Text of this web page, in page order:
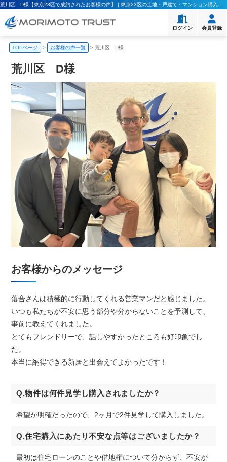
ログイン 会員登録
TOPページ > お客様の声一覧 > 荒川区 D様
荒川区 D様
お客様からのメッセージ
落合さんは積極的に行動してくれる営業マンだと感じました。
いつも私たちが不安に思う部分や分からないことを予測して、
事前に教えてくれました。
とてもフレンドリーで、話しやすかったところも好印象でし
た。
本当に納得できる新居と出会えてよかったです！
Q.物件は何件見学し購入されましたか？
希望が明確だったので、2ヶ月で2件見学して購入しました。
Q.住宅購入にあたり不安な点等はございましたか？
最初は住宅ローンのことや借地権について分からず、不安が